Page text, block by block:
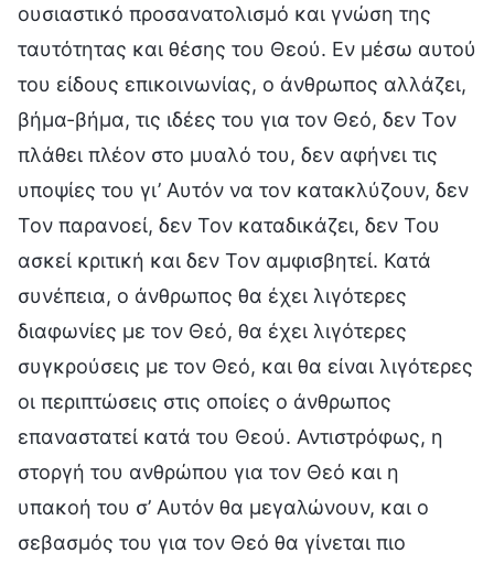
ουσιαστικό προσανατολισμό και γνώση της
ταυτότητας και θέσης του Θεού. Εν μέσω αυτού
του είδους επικοινωνίας, ο άνθρωπος αλλάζει,
βήμα-βήμα, τις ιδέες του για τον Θεό, δεν Τον
πλάθει πλέον στο μυαλό του, δεν αφήνει τις
υποψίες του γι’ Αυτόν να τον κατακλύζουν, δεν
Τον παρανοεί, δεν Τον καταδικάζει, δεν Του
ασκεί κριτική και δεν Τον αμφισβητεί. Κατά
συνέπεια, ο άνθρωπος θα έχει λιγότερες
διαφωνίες με τον Θεό, θα έχει λιγότερες
συγκρούσεις με τον Θεό, και θα είναι λιγότερες
οι περιπτώσεις στις οποίες ο άνθρωπος
επαναστατεί κατά του Θεού. Αντιστρόφως, η
στοργή του ανθρώπου για τον Θεό και η
υπακοή του σ’ Αυτόν θα μεγαλώνουν, και ο
σεβασμός του για τον Θεό θα γίνεται πιο